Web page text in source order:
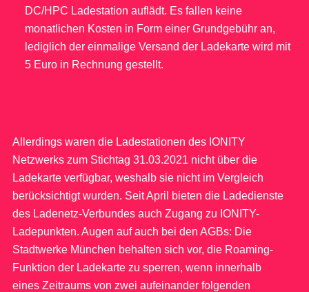
DC/HPC Ladestation auflädt. Es fallen keine
monatlichen Kosten in Form einer Grundgebühr an,
lediglich der einmalige Versand der Ladekarte wird mit
5 Euro in Rechnung gestellt.
Allerdings waren die Ladestationen des IONITY
Netzwerks zum Stichtag 31.03.2021 nicht über die
Ladekarte verfügbar, weshalb sie nicht im Vergleich
berücksichtigt wurden. Seit April bieten die Ladedienste
des Ladenetz-Verbundes auch Zugang zu IONITY-
Ladepunkten. Augen auf auch bei den AGBs: Die
Stadtwerke München behalten sich vor, die Roaming-
Funktion der Ladekarte zu sperren, wenn innerhalb
eines Zeitraums von zwei aufeinander folgenden